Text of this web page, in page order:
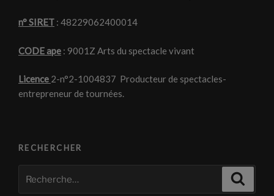
n° SIRET : 48229062400014
CODE ape : 9001Z Arts du spectacle vivant
Licence 2-n°2-1004837 Producteur de spectacles-
entrepreneur de tournées.
RECHERCHER